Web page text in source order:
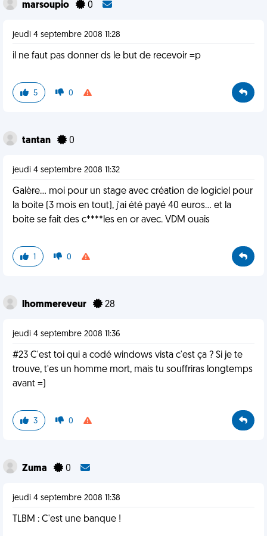
marsoupio 0
jeudi 4 septembre 2008 11:28
il ne faut pas donner ds le but de recevoir =p
5 0
tantan 0
jeudi 4 septembre 2008 11:32
Galère... moi pour un stage avec création de logiciel pour
la boite (3 mois en tout), j'ai été payé 40 euros... et la
boite se fait des c****les en or avec. VDM ouais
1 0
lhommereveur 28
jeudi 4 septembre 2008 11:36
#23 C'est toi qui a codé windows vista c'est ça ? Si je te
trouve, t'es un homme mort, mais tu souffriras longtemps
avant =)
3 0
Zuma 0
jeudi 4 septembre 2008 11:38
TLBM : C'est une banque !